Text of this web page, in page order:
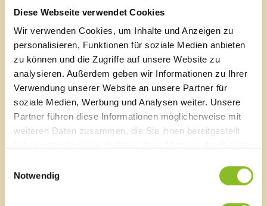
Diese Webseite verwendet Cookies
Wir verwenden Cookies, um Inhalte und Anzeigen zu
personalisieren, Funktionen für soziale Medien anbieten
zu können und die Zugriffe auf unsere Website zu
analysieren. Außerdem geben wir Informationen zu Ihrer
Verwendung unserer Website an unsere Partner für
soziale Medien, Werbung und Analysen weiter. Unsere
Partner führen diese Informationen möglicherweise mit
weiteren Daten zusammen, die Sie ihnen bereitgestellt
Notwendig
Freiwilligen, die Marktgemeinde Frastanz und das
Regionsmanagement entfernen dabei invasive
Neophyten wie Goldrute, Japanknöterich und
Springkraut aus den Riedflächen, damit die große
Vielfalt erhalten bleibt. „Die Goldrute breitet sich in
den Riedwiesen immer weiter aus und vermindert nicht
nur die Artenvielfalt, sondern auch die Streuequalität.
Wir sind dankbar, dass sich auch die Bevölkerung an
der handarbeits- und zeitintensiven Bekämpfung von
Neophyten beteiligt“, sagte Josef Mock, Obmann der
Riedgenossenschaft.
„Der Marktgemeinde Frastanz ist die Erhaltung des